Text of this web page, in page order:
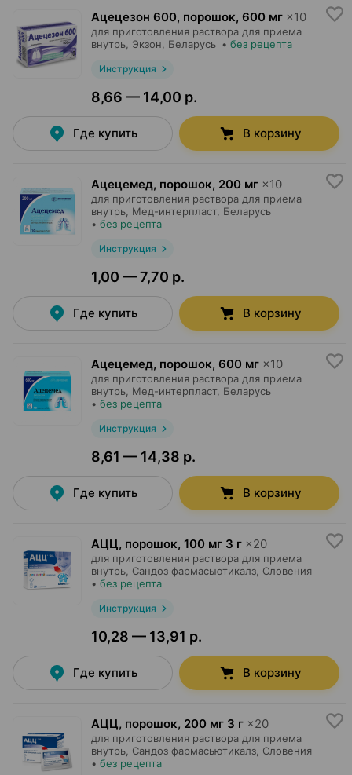
Ацецезон 600, порошок, 600 мг ×10
для приготовления раствора для приема
внутрь, Экзон, Беларусь • без рецепта
Инструкция
8,66 — 14,00 р.
Где купить В корзину
Ацецемед, порошок, 200 мг ×10
для приготовления раствора для приема
внутрь, Мед-интерпласт, Беларусь
• без рецепта
Инструкция
1,00 — 7,70 р.
Где купить В корзину
Ацецемед, порошок, 600 мг ×10
для приготовления раствора для приема
внутрь, Мед-интерпласт, Беларусь
• без рецепта
Инструкция
8,61 — 14,38 р.
Где купить В корзину
АЦЦ, порошок, 100 мг 3 г ×20
для приготовления раствора для приема
внутрь, Сандоз фармасьютикалз, Словения
• без рецепта
Инструкция
10,28 — 13,91 р.
Где купить В корзину
АЦЦ, порошок, 200 мг 3 г ×20
для приготовления раствора для приема
внутрь, Сандоз фармасьютикалз, Словения
• без рецепта